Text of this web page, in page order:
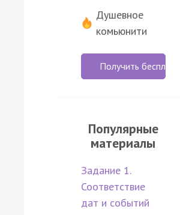
Душевное
комьюнити
Получить бесплатно
Популярные
материалы
Задание 1.
Соответствие
дат и событий